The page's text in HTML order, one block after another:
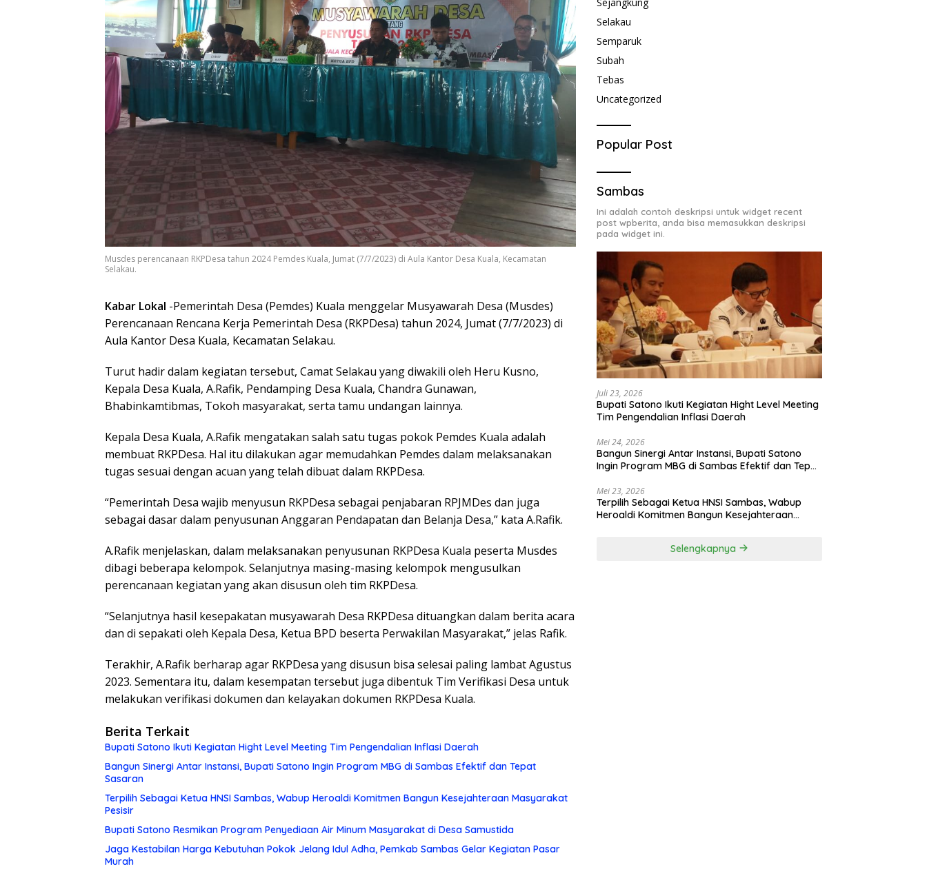
Musdes perencanaan RKPDesa tahun 2024 Pemdes Kuala, Jumat (7/7/2023) di Aula Kantor Desa Kuala, Kecamatan
Selakau.
Kabar Lokal -Pemerintah Desa (Pemdes) Kuala menggelar Musyawarah Desa (Musdes)
Perencanaan Rencana Kerja Pemerintah Desa (RKPDesa) tahun 2024, Jumat (7/7/2023) di
Aula Kantor Desa Kuala, Kecamatan Selakau.
Turut hadir dalam kegiatan tersebut, Camat Selakau yang diwakili oleh Heru Kusno,
Kepala Desa Kuala, A.Rafik, Pendamping Desa Kuala, Chandra Gunawan,
Bhabinkamtibmas, Tokoh masyarakat, serta tamu undangan lainnya.
Kepala Desa Kuala, A.Rafik mengatakan salah satu tugas pokok Pemdes Kuala adalah
membuat RKPDesa. Hal itu dilakukan agar memudahkan Pemdes dalam melaksanakan
tugas sesuai dengan acuan yang telah dibuat dalam RKPDesa.
“Pemerintah Desa wajib menyusun RKPDesa sebagai penjabaran RPJMDes dan juga
sebagai dasar dalam penyusunan Anggaran Pendapatan dan Belanja Desa,” kata A.Rafik.
A.Rafik menjelaskan, dalam melaksanakan penyusunan RKPDesa Kuala peserta Musdes
dibagi beberapa kelompok. Selanjutnya masing-masing kelompok mengusulkan
perencanaan kegiatan yang akan disusun oleh tim RKPDesa.
“Selanjutnya hasil kesepakatan musyawarah Desa RKPDesa dituangkan dalam berita acara
dan di sepakati oleh Kepala Desa, Ketua BPD beserta Perwakilan Masyarakat,” jelas Rafik.
Terakhir, A.Rafik berharap agar RKPDesa yang disusun bisa selesai paling lambat Agustus
2023. Sementara itu, dalam kesempatan tersebut juga dibentuk Tim Verifikasi Desa untuk
melakukan verifikasi dokumen dan kelayakan dokumen RKPDesa Kuala.
Berita Terkait
Bupati Satono Ikuti Kegiatan Hight Level Meeting Tim Pengendalian Inflasi Daerah
Bangun Sinergi Antar Instansi, Bupati Satono Ingin Program MBG di Sambas Efektif dan Tepat
Sasaran
Terpilih Sebagai Ketua HNSI Sambas, Wabup Heroaldi Komitmen Bangun Kesejahteraan Masyarakat
Pesisir
Bupati Satono Resmikan Program Penyediaan Air Minum Masyarakat di Desa Samustida
Jaga Kestabilan Harga Kebutuhan Pokok Jelang Idul Adha, Pemkab Sambas Gelar Kegiatan Pasar
Murah
Selakau
Semparuk
Subah
Tebas
Uncategorized
Popular Post
Sambas
Ini adalah contoh deskripsi untuk widget recent
post wpberita, anda bisa memasukkan deskripsi
pada widget ini.
Juli 23, 2026
Bupati Satono Ikuti Kegiatan Hight Level Meeting
Tim Pengendalian Inflasi Daerah
Mei 24, 2026
Bangun Sinergi Antar Instansi, Bupati Satono
Ingin Program MBG di Sambas Efektif dan Tepat
Mei 23, 2026
Terpilih Sebagai Ketua HNSI Sambas, Wabup
Heroaldi Komitmen Bangun Kesejahteraan
Selengkapnya